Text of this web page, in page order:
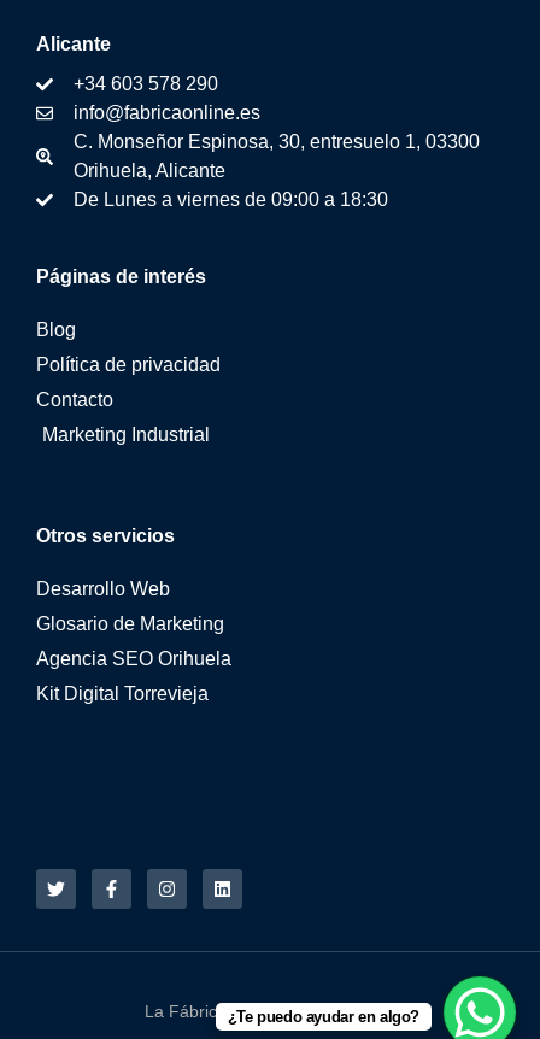
Otros servicios
Desarrollo Web
Glosario de Marketing
Agencia SEO Orihuela
Kit Digital Torrevieja
Páginas de interés
Blog
Política de privacidad
Contacto
Marketing Industrial
Alicante
+34 603 578 290
info@fabricaonline.es
C. Monseñor Espinosa, 30, entresuelo 1, 03300
Orihuela, Alicante
De Lunes a viernes de 09:00 a 18:30
La Fábrica Online © 2015 - 2026
¿Te puedo ayudar en algo?